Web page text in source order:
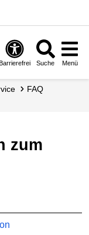
Barrierefrei Suche Menü
FAQ